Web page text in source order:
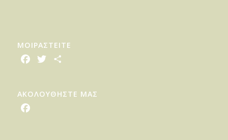
ΜΟΙΡΑΣTEITE
FacebookTwitter
ΑΚΟΛΟΥΘΗΣΤΕ ΜΑΣ